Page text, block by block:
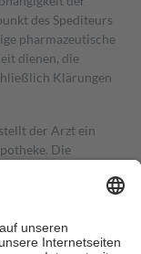
des Spediteurs
pharmazeutische
dienen, die
Klärungen
der Arzt ein
Die
als Zuzahlung
Höhe von zehn
fünf Euround